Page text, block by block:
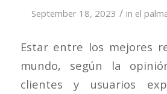
September 18, 2023 / in el
Estar entre los mejores
mundo, según la
clientes y usuarios